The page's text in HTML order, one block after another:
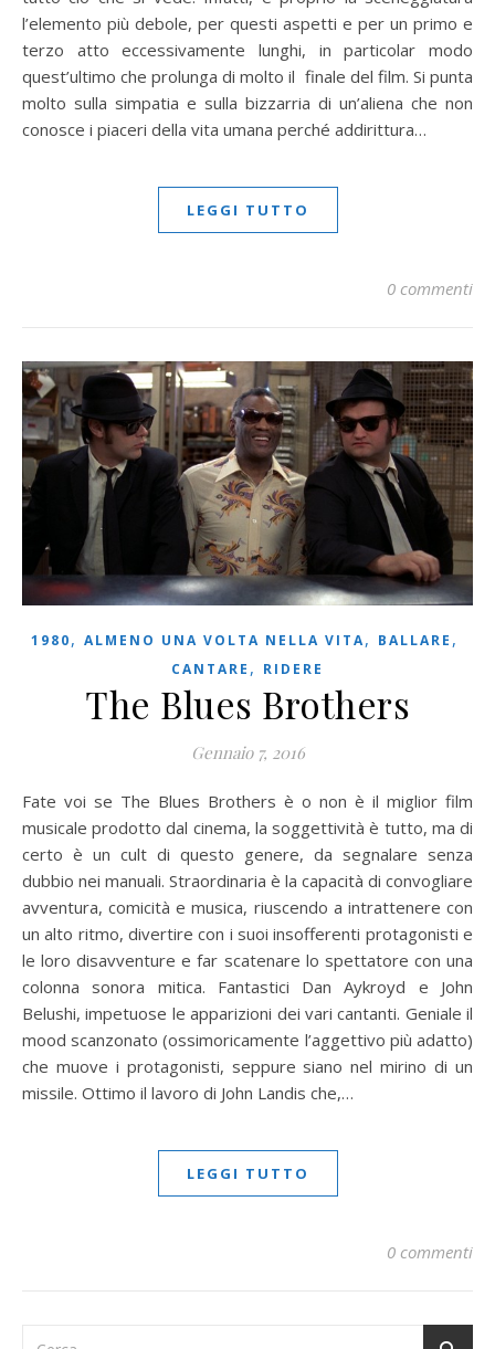
l’elemento più debole, per questi aspetti e per un primo e
terzo atto eccessivamente lunghi, in particolar modo
quest’ultimo che prolunga di molto il finale del film. Si punta
molto sulla simpatia e sulla bizzarria di un’aliena che non
conosce i piaceri della vita umana perché addirittura…
LEGGI TUTTO
0 commenti
1980, ALMENO UNA VOLTA NELLA VITA, BALLARE ,
CANTARE , RIDERE
The Blues Brothers
Gennaio 7, 2016
Fate voi se The Blues Brothers è o non è il miglior film
musicale prodotto dal cinema, la soggettività è tutto, ma di
certo è un cult di questo genere, da segnalare senza
dubbio nei manuali. Straordinaria è la capacità di convogliare
avventura, comicità e musica, riuscendo a intrattenere con
un alto ritmo, divertire con i suoi insofferenti protagonisti e
le loro disavventure e far scatenare lo spettatore con una
colonna sonora mitica. Fantastici Dan Aykroyd e John
Belushi, impetuose le apparizioni dei vari cantanti. Geniale il
mood scanzonato (ossimoricamente l’aggettivo più adatto)
che muove i protagonisti, seppure siano nel mirino di un
missile. Ottimo il lavoro di John Landis che,…
LEGGI TUTTO
0 commenti